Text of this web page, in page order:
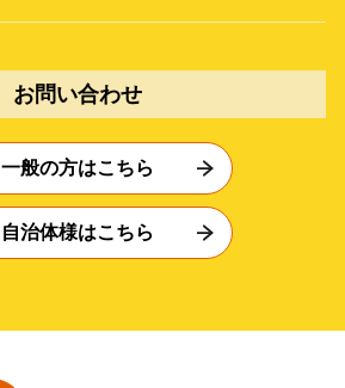
お問い合わせ
一般の方はこちら
自治体様はこちら